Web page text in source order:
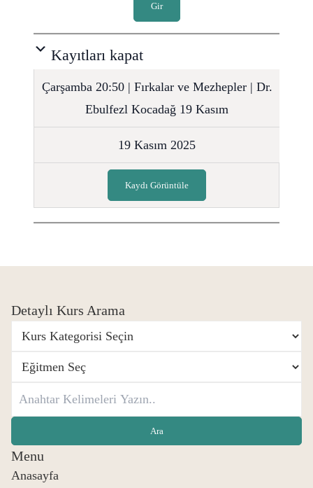
Gir
Kayıtları kapat
Çarşamba 20:50 | Fırkalar ve Mezhepler | Dr.
Ebulfezl Kocadağ 19 Kasım
19 Kasım 2025
Kaydı Görüntüle
Detaylı Kurs Arama
Menu
Anasayfa